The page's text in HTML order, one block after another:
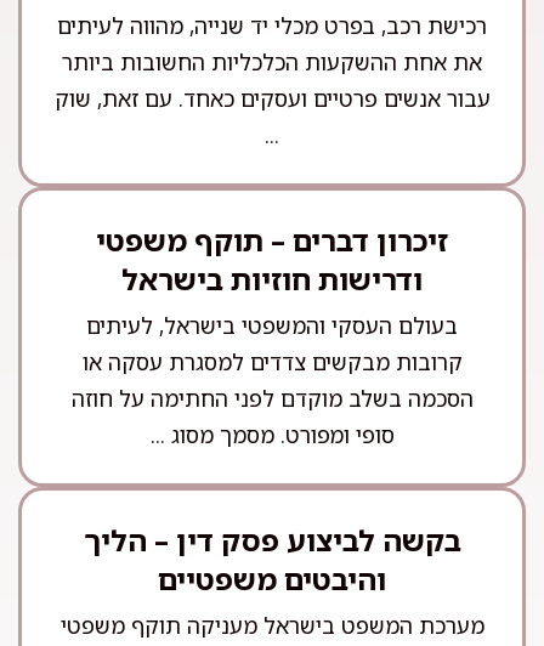
רכישת רכב, בפרט מכלי יד שנייה, מהווה לעיתים
את אחת ההשקעות הכלכליות החשובות ביותר
עבור אנשים פרטיים ועסקים כאחד. עם זאת, שוק
...
זיכרון דברים – תוקף משפטי
ודרישות חוזיות בישראל
בעולם העסקי והמשפטי בישראל, לעיתים
קרובות מבקשים צדדים למסגרת עסקה או
הסכמה בשלב מוקדם לפני החתימה על חוזה
סופי ומפורט. מסמך מסוג ...
בקשה לביצוע פסק דין – הליך
והיבטים משפטיים
מערכת המשפט בישראל מעניקה תוקף משפטי